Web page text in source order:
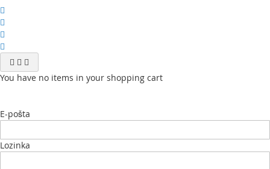
You have no items in your shopping cart
E-pošta
Lozinka